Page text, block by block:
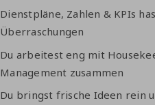
Dienstpläne, Zahlen & KPIs
Überraschungen
Du arbeitest eng mit
Management zusammen
Du bringst frische Ideen rein